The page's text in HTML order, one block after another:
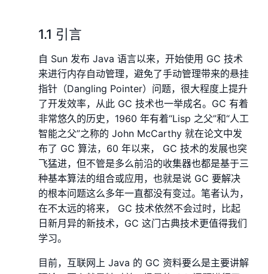
1.1 引言
自 Sun 发布 Java 语言以来，开始使用 GC 技术
来进行内存自动管理，避免了手动管理带来的悬挂
指针（Dangling Pointer）问题，很大程度上提升
了开发效率，从此 GC 技术也一举成名。GC 有着
非常悠久的历史，1960 年有着“Lisp 之父”和“人工
智能之父”之称的 John McCarthy 就在论文中发
布了 GC 算法，60 年以来， GC 技术的发展也突
飞猛进，但不管是多么前沿的收集器也都是基于三
种基本算法的组合或应用，也就是说 GC 要解决
的根本问题这么多年一直都没有变过。笔者认为，
在不太远的将来， GC 技术依然不会过时，比起
日新月异的新技术，GC 这门古典技术更值得我们
学习。
目前，互联网上 Java 的 GC 资料要么是主要讲解